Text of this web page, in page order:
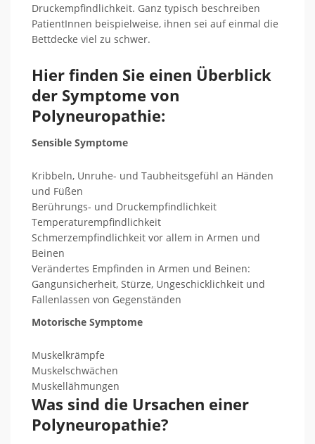
Druckempfindlichkeit. Ganz typisch beschreiben
PatientInnen beispielweise, ihnen sei auf einmal die
Bettdecke viel zu schwer.
Hier finden Sie einen Überblick
der Symptome von
Polyneuropathie:
Sensible Symptome
Kribbeln, Unruhe- und Taubheitsgefühl an Händen
und Füßen
Berührungs- und Druckempfindlichkeit
Temperaturempfindlichkeit
Schmerzempfindlichkeit vor allem in Armen und
Beinen
Verändertes Empfinden in Armen und Beinen:
Gangunsicherheit, Stürze, Ungeschicklichkeit und
Fallenlassen von Gegenständen
Motorische Symptome
Muskelkrämpfe
Muskelschwächen
Muskellähmungen
Was sind die Ursachen einer
Polyneuropathie?